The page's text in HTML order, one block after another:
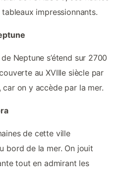
impressionnants.
Neptune s’étend sur 2700
au XVIIIe siècle par
on y accède par la mer.
de cette ville
bord de la mer. On jouit
tout en admirant les